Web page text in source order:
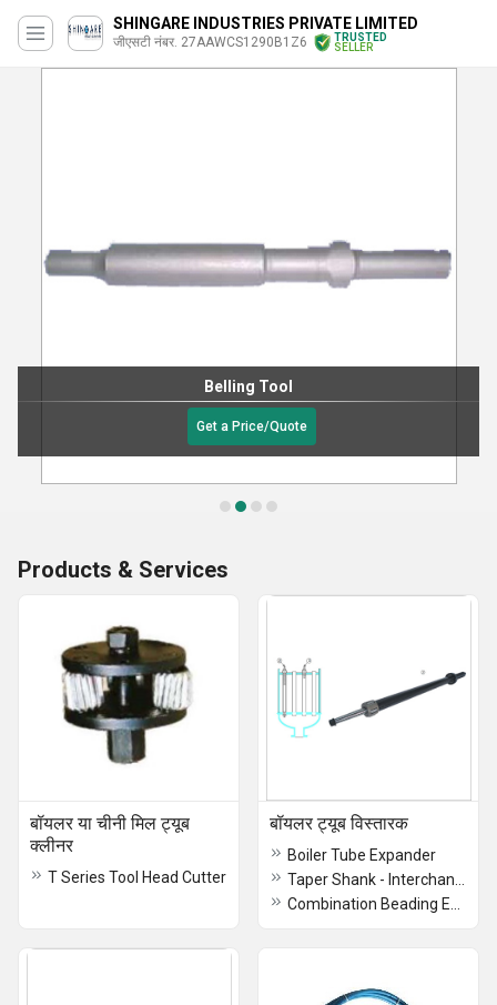
SHINGARE INDUSTRIES PRIVATE LIMITED
जीएसटी नंबर. 27AAWCS1290B1Z6
TRUSTED
SELLER
Tube Guide
250 आईएनआर/ Get a Price/Quote
Products & Services
बॉयलर या चीनी मिल ट्यूब
क्लीनर
T Series Tool Head Cutter
बॉयलर ट्यूब विस्तारक
Boiler Tube Expander